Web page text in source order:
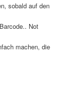
sobald auf den
Not
machen, die